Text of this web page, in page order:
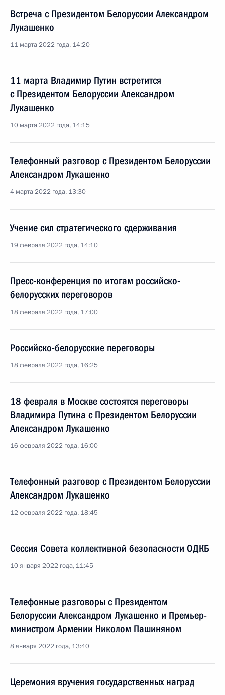
Встреча с Президентом Белоруссии Александром
Лукашенко
11 марта 2022 года, 14:20
11 марта Владимир Путин встретится
с Президентом Белоруссии Александром
Лукашенко
10 марта 2022 года, 14:15
Телефонный разговор с Президентом Белоруссии
Александром Лукашенко
4 марта 2022 года, 13:30
Учение сил стратегического сдерживания
19 февраля 2022 года, 14:10
Пресс-конференция по итогам российско-
белорусских переговоров
18 февраля 2022 года, 17:00
Российско-белорусские переговоры
18 февраля 2022 года, 16:25
18 февраля в Москве состоятся переговоры
Владимира Путина с Президентом Белоруссии
Александром Лукашенко
16 февраля 2022 года, 16:00
Телефонный разговор с Президентом Белоруссии
Александром Лукашенко
12 февраля 2022 года, 18:45
Сессия Совета коллективной безопасности ОДКБ
10 января 2022 года, 11:45
Телефонные разговоры с Президентом
Белоруссии Александром Лукашенко и Премьер-
министром Армении Николом Пашиняном
8 января 2022 года, 13:40
Церемония вручения государственных наград